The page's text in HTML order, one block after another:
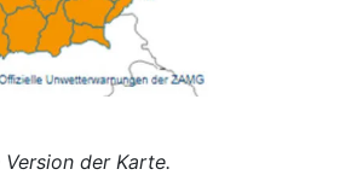
der Karte.